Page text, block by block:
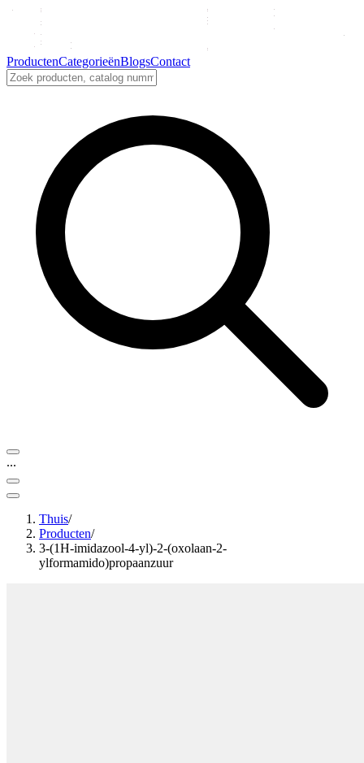
ProductenCategorieënBlogsContact
...
Thuis/
Producten/
3-(1H-imidazool-4-yl)-2-(oxolaan-2-
ylformamido)propaanzuur